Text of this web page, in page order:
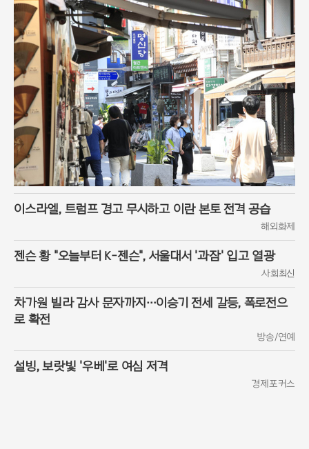
이스라엘, 트럼프 경고 무시하고 이란 본토 전격 공습
해외화제
젠슨 황 "오늘부터 K-젠슨", 서울대서 '과잠' 입고 열광
사회최신
차가원 빌라 감사 문자까지…이승기 전세 갈등, 폭로전으
로 확전
방송/연예
설빙, 보랏빛 '우베'로 여심 저격
경제포커스